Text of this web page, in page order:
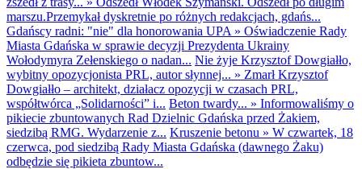
marszu.Przemykał dyskretnie po różnych redakcjach, gdańs...
Gdańscy radni: "nie" dla honorowania UPA » Oświadczenie Rady
Miasta Gdańska w sprawie decyzji Prezydenta Ukrainy
Wołodymyra Zełenskiego o nadan... Nie żyje Krzysztof Dowgiałło,
wybitny opozycjonista PRL, autor słynnej... » Zmarł Krzysztof
Dowgiałło – architekt, działacz opozycji w czasach PRL,
współtwórca „Solidarności” i... Beton twardy... » Informowaliśmy o
pikiecie zbuntowanych Rad Dzielnic Gdańska przed Żakiem,
siedzibą RMG. Wydarzenie z... Kruszenie betonu » W czwartek, 18
czerwca, pod siedzibą Rady Miasta Gdańska (dawnego Żaku)
odbędzie się pikieta zbuntow...